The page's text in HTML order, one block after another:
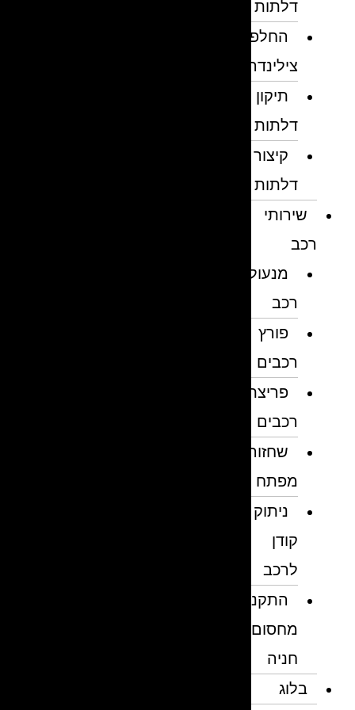
דלתות
החלפת
צילינדרים
תיקון
דלתות
קיצור
דלתות
שירותי
מנעולן
פורץ
רכבים
פריצת
רכבים
שחזור
מפתח
ניתוק
לרכב
התקנת
מחסום
חניה
בלוג